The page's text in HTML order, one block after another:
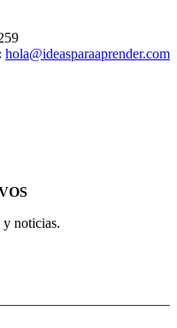
hola@ideasparaaprender.com
y noticias.